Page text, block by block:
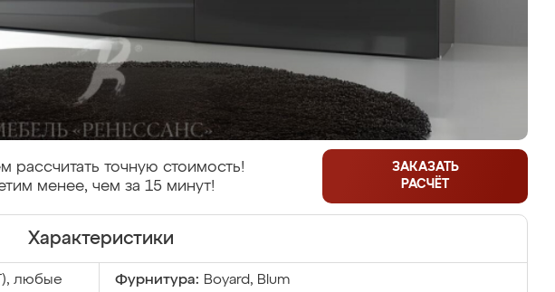
рассчитать точную стоимость!
менее, чем за 15 минут!
ЗАКАЗАТЬ
РАСЧЁТ
Характеристики
любые
Фурнитура: Boyard, Blum